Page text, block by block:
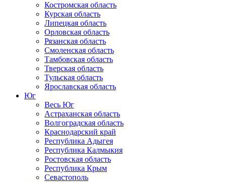
Костромская область
Курская область
Липецкая область
Орловская область
Рязанская область
Смоленская область
Тамбовская область
Тверская область
Тульская область
Ярославская область
Юг
Весь Юг
Астраханская область
Волгоградская область
Краснодарский край
Республика Адыгея
Республика Калмыкия
Ростовская область
Республика Крым
Севастополь